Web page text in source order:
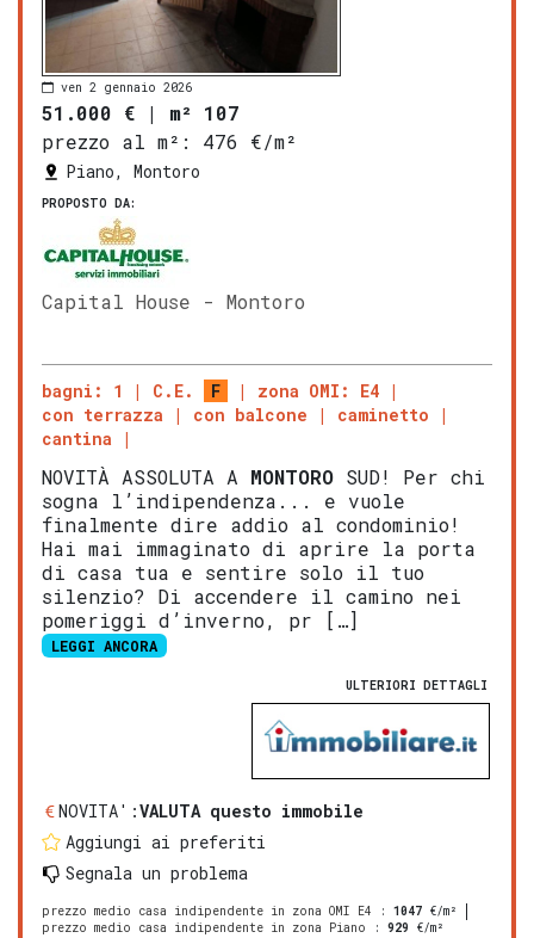
ven 2 gennaio 2026
51.000 € | m² 107
prezzo al m²:
476 €/m²
Piano, Montoro
PROPOSTO DA:
Capital House - Montoro
bagni: 1 C.E. F
zona OMI: E4
con terrazza
con balcone
caminetto
cantina
NOVITÀ ASSOLUTA A MONTORO SUD! Per chi
sogna l’indipendenza... e vuole
finalmente dire addio al condominio!
Hai mai immaginato di aprire la porta
di casa tua e sentire solo il tuo
silenzio? Di accendere il camino nei
pomeriggi d’inverno, pr […]
LEGGI ANCORA
ULTERIORI DETTAGLI
NOVITA':VALUTA questo immobile
Aggiungi ai preferiti
Segnala un problema
prezzo medio casa indipendente in zona OMI E4 : 1047 €/m²
prezzo medio casa indipendente in zona Piano : 929 €/m²